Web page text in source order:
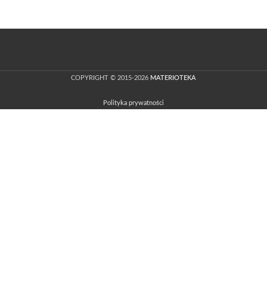
COPYRIGHT © 2015-2026 MATERIOTEKA
Polityka prywatności